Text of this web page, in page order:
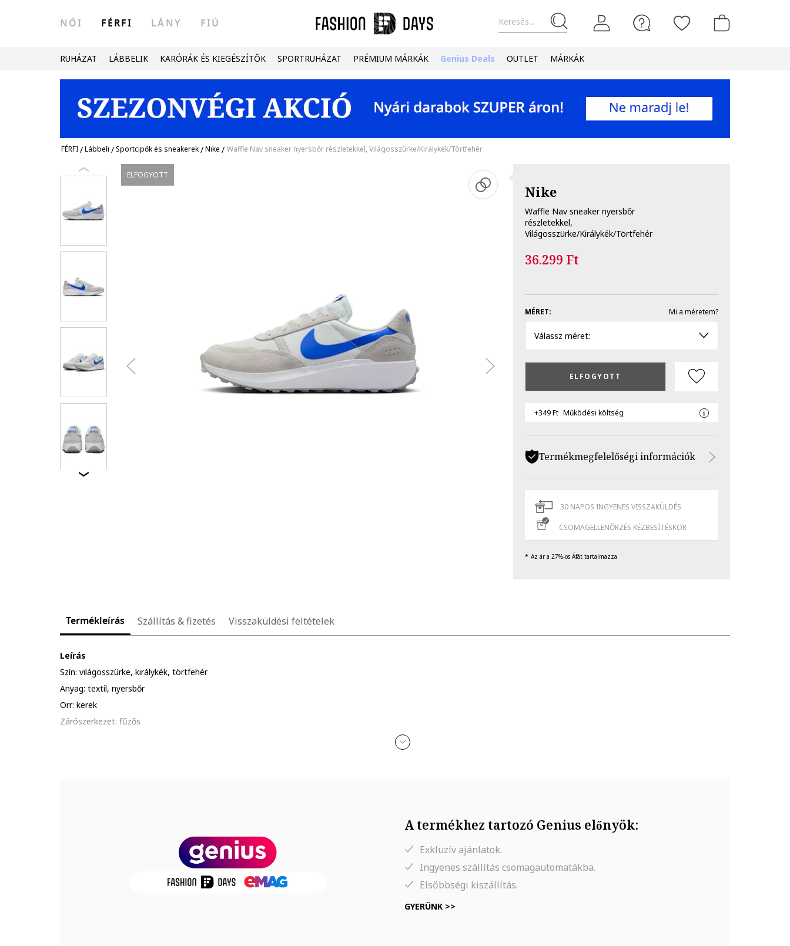
Keresés...
NŐI FÉRFI LÁNY FIÚ
RUHÁZAT LÁBBELIK KARÓRÁK ÉS KIEGÉSZÍTŐK SPORTRUHÁZAT PRÉMIUM MÁRKÁK Genius Deals OUTLET MÁRKÁK
FÉRFI/Lábbeli /Sportcipők és sneakerek/Nike / Waffle Nav sneaker nyersbőr részletekkel, Világosszürke/Királykék/Törtfehér
ELFOGYOTT
Nike
Waffle Nav sneaker nyersbőr
részletekkel,
Világosszürke/Királykék/Törtfehér
36.299 Ft
MÉRET: Mi a méretem?
Válassz méret:
ELFOGYOTT
+349 Ft Működési költség
Termékmegfelelőségi információk
30 NAPOS INGYENES VISSZAKÜLDÉS
CSOMAGELLENŐRZÉS KÉZBESÍTÉSKOR
Az ár a 27%-os Áfát tartalmazza
Termékleírás Szállítás & fizetés Visszaküldési feltételek
Leírás
Szín: világosszürke, királykék, törtfehér
Anyag: textil, nyersbőr
Orr: kerek
Zárószerkezet: fűzős
A termékhez tartozó Genius előnyök:
Exkluzív ajánlatok.
Ingyenes szállítás csomagautomatákba.
Elsőbbségi kiszállítás.
GYERÜNK >>